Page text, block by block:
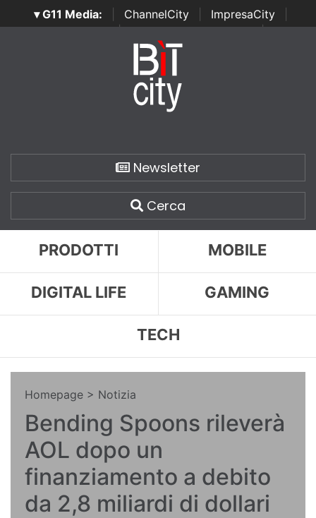
▾ G11 Media: ChannelCity ImpresaCity
SecurityOpenLab | Italian Channel Awards | Italian
Italian Security Awards
Newsletter
Cerca
PRODOTTI MOBILE
DIGITAL LIFE GAMING
TECH
Homepage > Notizia
Bending Spoons rileverà
AOL dopo un
finanziamento a debito
da 2,8 miliardi di dollari